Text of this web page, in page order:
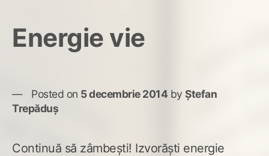
Energie vie
Posted on 5 decembrie 2014 by Ștefan
Trepăduș
Continuă să zâmbești! Izvorăști energie